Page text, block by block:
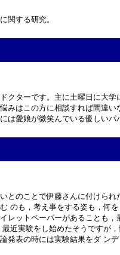
関する研究。
クターです。主に土曜日に大
はこの方に相談すれば間違い
愛娘が微笑んでいる優しいパ
とのことで伊藤さんに付けられ
のも，考え事をする姿も，何を
レットペーパーがあることも，
近実験をし始めたそうですが
発表の時には実験結果をダ ンデ